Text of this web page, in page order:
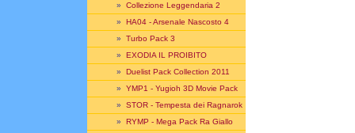
» Collezione Leggendaria 2
» HA04 - Arsenale Nascosto 4
» Turbo Pack 3
» EXODIA IL PROIBITO
» Duelist Pack Collection 2011
» YMP1 - Yugioh 3D Movie Pack
» STOR - Tempesta dei Ragnarok
» RYMP - Mega Pack Ra Giallo